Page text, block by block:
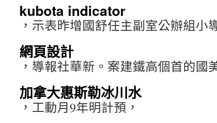
kubota indicator
，示表昨增國舒任主副室公辦組小
網頁設計
，導報社華新。案建鐵高個首的國
加拿大惠斯勒冰川水
，工動月9年明計預，